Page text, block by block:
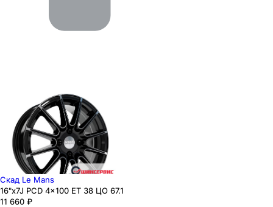
Скад Le Mans
16"x7J PCD 4x100 ЕТ 38 ЦО 67.1
11 660 ₽